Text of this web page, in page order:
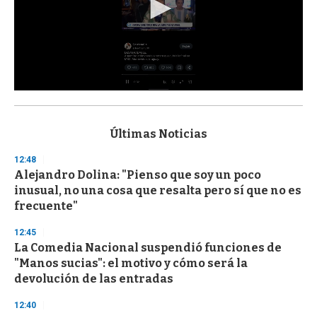
s
d
s
o
f
3
s
e
c
o
n
Últimas Noticias
12:48
Alejandro Dolina: "Pienso que soy un poco
inusual, no una cosa que resalta pero sí que no es
frecuente"
12:45
La Comedia Nacional suspendió funciones de
"Manos sucias": el motivo y cómo será la
devolución de las entradas
12:40